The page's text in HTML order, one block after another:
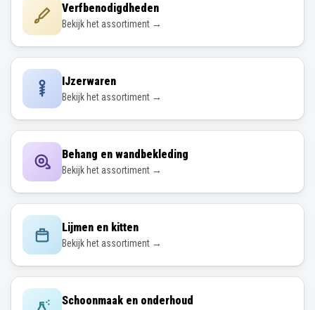
Verfbenodigdheden
Bekijk het assortiment →
IJzerwaren
Bekijk het assortiment →
Behang en wandbekleding
Bekijk het assortiment →
Lijmen en kitten
Bekijk het assortiment →
Schoonmaak en onderhoud